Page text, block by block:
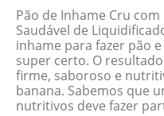
Pão de Inhame Cru com
Saudável de
inhame para fazer pão
super certo. O
firme, saboroso e
banana. Sabemos que
nutritivos deve fazer